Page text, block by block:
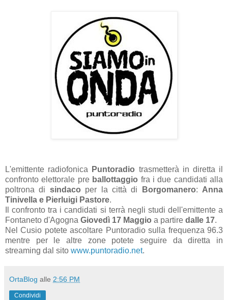
L'emittente radiofonica Puntoradio trasmetterà in diretta il
confronto elettorale pre ballottaggio fra i due candidati alla
poltrona di sindaco per la città di Borgomanero: Anna
Tinivella e Pierluigi Pastore.
Il confronto tra i candidati si terrà negli studi dell'emittente a
Fontaneto d'Agogna Giovedì 17 Maggio a partire dalle 17.
Nel Cusio potete ascoltare Puntoradio sulla frequenza 96.3
mentre per le altre zone potete seguire da diretta in
streaming dal sito www.puntoradio.net.
OrtaBlog alle 2:56 PM
Condividi